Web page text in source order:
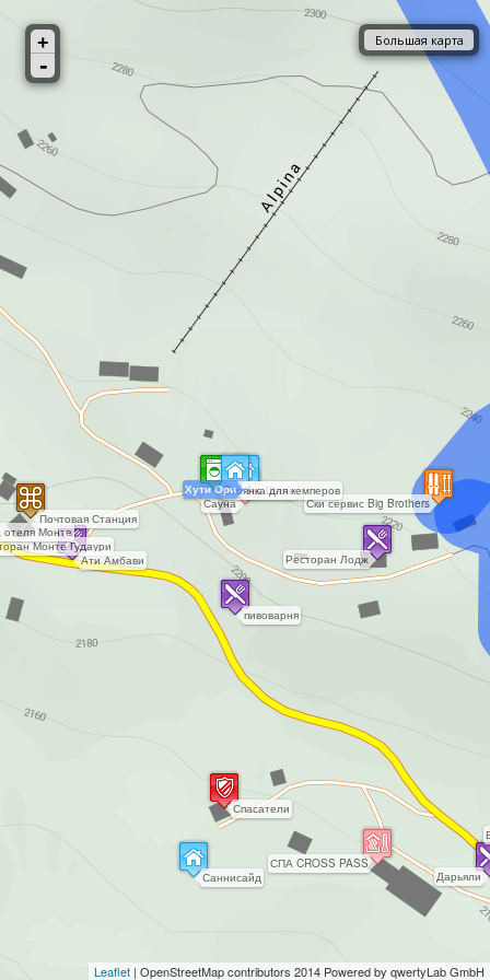
Хути Ори
Ресторан Лодж
Монте Гудаури
СПА CROSS PASS
Почтовая Станция
Саннисайд
Спасатели
отеля Монте
Ати Амбави
Эко Шале
Дарьяли
пивоварня
Ски сервис Big Brothers
Сауна
Cтоянка для кемперов
Leaflet | OpenStreetMapcontributors 2014 Powered by qwertyLab GmbH
+
-
Спутник
Большая карта